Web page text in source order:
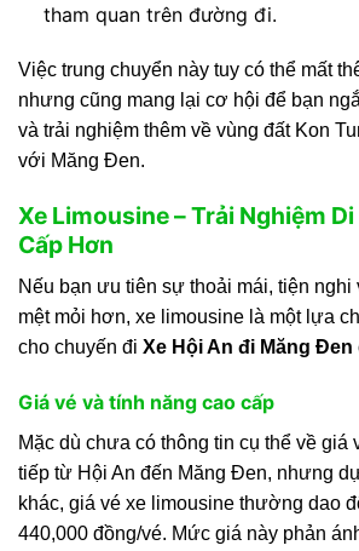
tham quan trên đường đi.
Việc trung chuyển này tuy có thể mất
nhưng cũng mang lại cơ hội để bạn
và trải nghiệm thêm về vùng đất Kon
với Măng Đen.
Xe Limousine – Trải Nghiệm
Cấp Hơn
Nếu bạn ưu tiên sự thoải mái, tiện nghi
mệt mỏi hơn, xe limousine là một lựa
cho chuyến đi Xe Hội An đi Măng Đen
Giá vé và tính năng cao cấp
Mặc dù chưa có thông tin cụ thể về giá
tiếp từ Hội An đến Măng Đen, nhưng
khác, giá vé xe limousine thường dao
440,000 đồng/vé. Mức giá này phản